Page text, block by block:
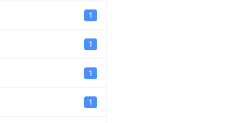
1
1
1
1